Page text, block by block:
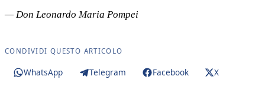
— Don Leonardo Maria Pompei
CONDIVIDI QUESTO ARTICOLO
WhatsApp Telegram Facebook
X